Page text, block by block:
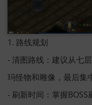
1. 路线规划
- 清图路线：建议从七
玛怪物和雕像，最后集
- 刷新时间：掌握